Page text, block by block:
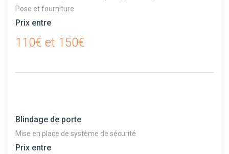
Pose et fourniture
Prix entre
110€ et 150€
Blindage de porte
Mise en place de système de sécurité
Prix entre